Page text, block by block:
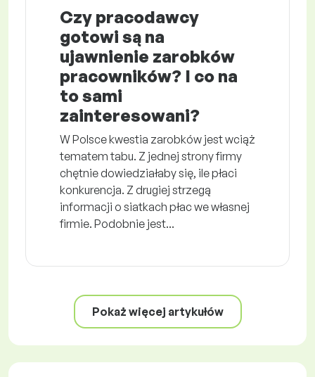
Czy pracodawcy
gotowi są na
ujawnienie zarobków
pracowników? I co na
to sami
zainteresowani?
W Polsce kwestia zarobków jest wciąż
tematem tabu. Z jednej strony firmy
chętnie dowiedziałaby się, ile płaci
konkurencja. Z drugiej strzegą
informacji o siatkach płac we własnej
firmie. Podobnie jest...
Pokaż więcej artykułów